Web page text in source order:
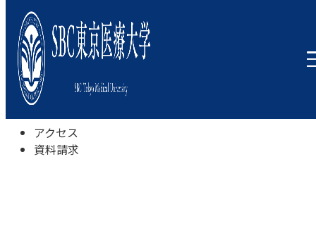
本学について
学びの特色
学部・学科
キャンパスライフ
入試情報
受験相談会
アクセス
資料請求